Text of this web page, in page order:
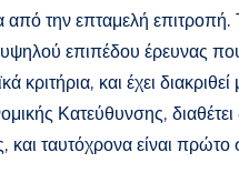
την επταμελή επιτροπή.
επιπέδου έρευνας
και έχει διακριθεί
Κατεύθυνσης,
ταυτόχρονα είναι πρώτο